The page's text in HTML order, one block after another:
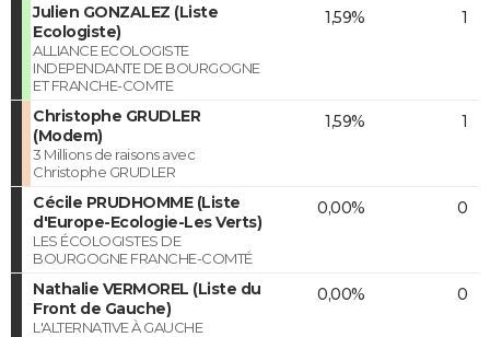
Julien GONZALEZ (Liste
Ecologiste)
ALLIANCE ECOLOGISTE
INDEPENDANTE DE BOURGOGNE
ET FRANCHE-COMTE
1,59% 1
Christophe GRUDLER
(Modem)
3 Millions de raisons avec
Christophe GRUDLER
1,59% 1
Cécile PRUDHOMME (Liste
d'Europe-Ecologie-Les Verts)
LES ÉCOLOGISTES DE
BOURGOGNE FRANCHE-COMTÉ
0,00% 0
Nathalie VERMOREL (Liste du
Front de Gauche)
L'ALTERNATIVE À GAUCHE
0,00% 0